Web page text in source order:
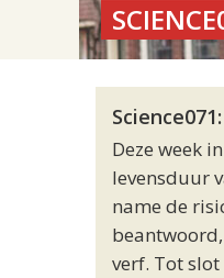
Deze week
levensduur
name de
verf. Tot